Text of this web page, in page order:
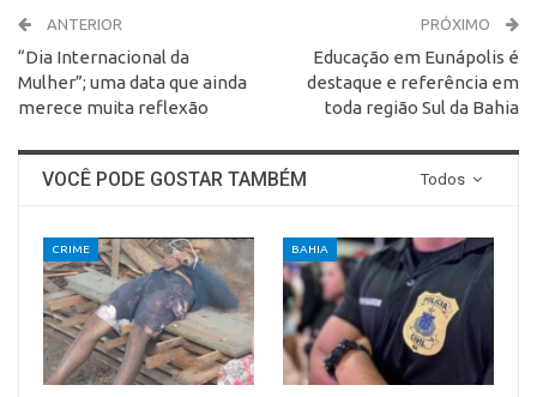
ANTERIOR
“Dia Internacional da
Mulher”; uma data que ainda
merece muita reflexão
PRÓXIMO
Educação em Eunápolis é
destaque e referência em
toda região Sul da Bahia
Todos
VOCÊ PODE GOSTAR TAMBÉM
CRIME BAHIA